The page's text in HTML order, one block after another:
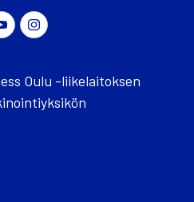
Oulu -liikelaitoksen